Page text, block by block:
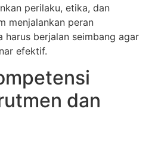
perilaku, etika, dan
menjalankan peran
harus berjalan seimbang agar
efektif.
dan